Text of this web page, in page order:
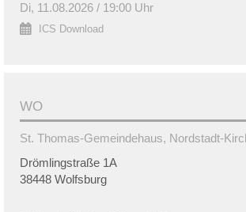
Di, 11.08.2026 / 19:00 Uhr
ICS Download
WO
St. Thomas-Gemeindehaus, Nordstadt-
Drömlingstraße 1A
38448 Wolfsburg